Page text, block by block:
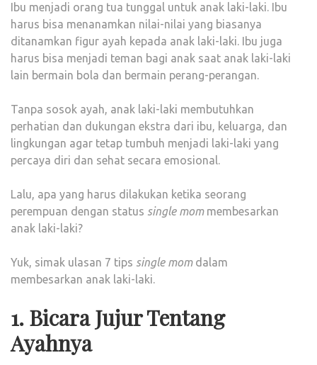
Ibu menjadi orang tua tunggal untuk anak laki-laki. Ibu
harus bisa menanamkan nilai-nilai yang biasanya
ditanamkan figur ayah kepada anak laki-laki. Ibu juga
harus bisa menjadi teman bagi anak saat anak laki-laki
lain bermain bola dan bermain perang-perangan.
Tanpa sosok ayah, anak laki-laki membutuhkan
perhatian dan dukungan ekstra dari ibu, keluarga, dan
lingkungan agar tetap tumbuh menjadi laki-laki yang
percaya diri dan sehat secara emosional.
Lalu, apa yang harus dilakukan ketika seorang
perempuan dengan status single mommembesarkan
anak laki-laki?
Yuk, simak ulasan 7 tips single momdalam
membesarkan anak laki-laki.
1. Bicara Jujur Tentang
Ayahnya